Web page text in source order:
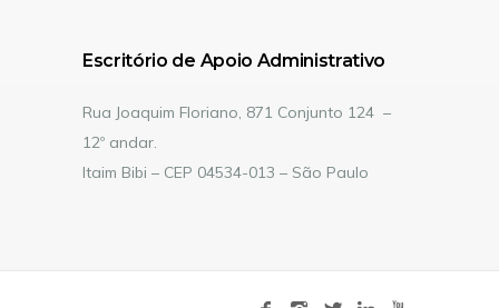
Escritório de Apoio Administrativo
Rua Joaquim Floriano, 871 Conjunto 124 –
12º andar.
Itaim Bibi – CEP 04534-013 – São Paulo